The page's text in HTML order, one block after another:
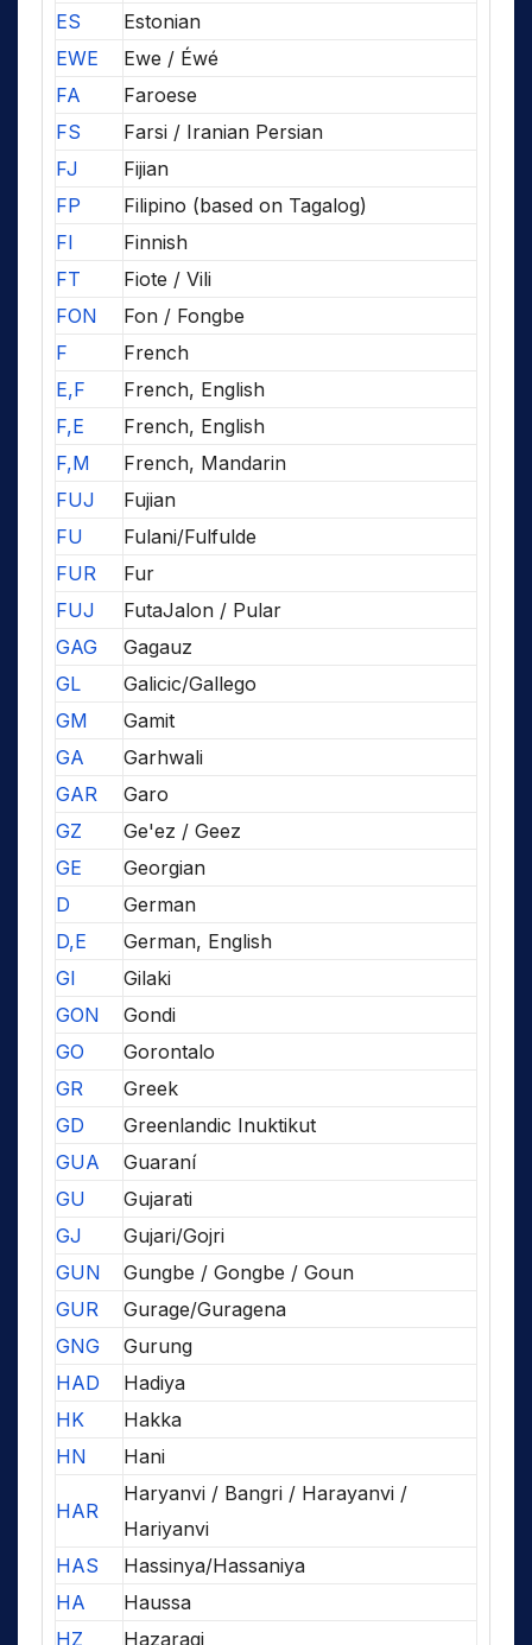
ES
Estonian
EWE
Ewe / Éwé
FA
Faroese
FS
Farsi / Iranian Persian
FJ
Fijian
FP
Filipino (based on Tagalog)
FI
Finnish
FT
Fiote / Vili
FON
Fon / Fongbe
F
French
E,F
French, English
F,E
French, English
F,M
French, Mandarin
FUJ
Fujian
FU
Fulani/Fulfulde
FUR
Fur
FUJ
FutaJalon / Pular
GAG
Gagauz
GL
Galicic/Gallego
GM
Gamit
GA
Garhwali
GAR
Garo
GZ
Ge'ez / Geez
GE
Georgian
D
German
D,E
German, English
GI
Gilaki
GON
Gondi
GO
Gorontalo
GR
Greek
GD
Greenlandic Inuktikut
GUA
Guaraní
GU
Gujarati
GJ
Gujari/Gojri
GUN
Gungbe / Gongbe / Goun
GUR
Gurage/Guragena
GNG
Gurung
HAD
Hadiya
HK
Hakka
HN
Hani
HAR
Haryanvi / Bangri / Harayanvi /
Hariyanvi
HAS
Hassinya/Hassaniya
HA
Haussa
HZ
Hazaragi